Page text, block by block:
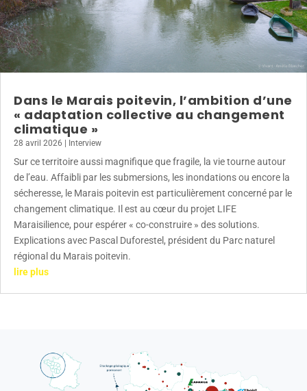
Dans le Marais poitevin, l’ambition d’une
« adaptation collective au changement
climatique »
28 avril 2026 Interview
Sur ce territoire aussi magnifique que fragile, la vie tourne autour
de l’eau. Affaibli par les submersions, les inondations ou encore la
sécheresse, le Marais poitevin est particulièrement concerné par le
changement climatique. Il est au cœur du projet LIFE
Maraisilience, pour espérer « co-construire » des solutions.
Explications avec Pascal Duforestel, président du Parc naturel
régional du Marais poitevin.
lire plus